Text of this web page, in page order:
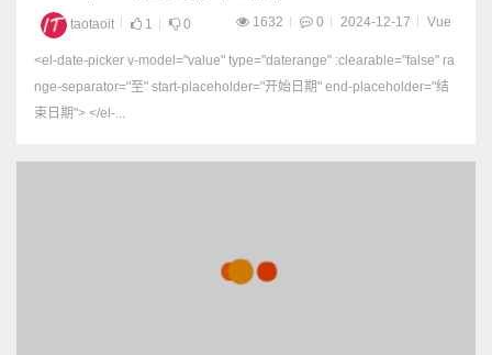
taotaoit 1 0 1632 0 2024-12-17 Vue
<el-date-picker v-model="value" type="daterange" :clearable="false" ra
nge-separator="至" start-placeholder="开始日期" end-placeholder="结
束日期"> </el-...